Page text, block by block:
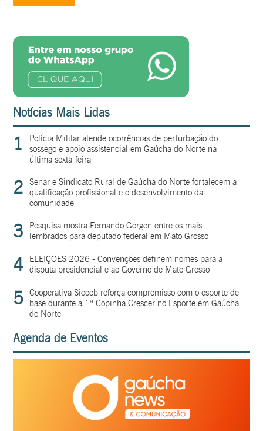
Notícias Mais Lidas
1
Polícia Militar atende ocorrências de perturbação do
sossego e apoio assistencial em Gaúcha do Norte na
última sexta-feira
2
Senar e Sindicato Rural de Gaúcha do Norte fortalecem a
qualificação profissional e o desenvolvimento da
comunidade
3
Pesquisa mostra Fernando Gorgen entre os mais
lembrados para deputado federal em Mato Grosso
4
ELEIÇÕES 2026 - Convenções definem nomes para a
disputa presidencial e ao Governo de Mato Grosso
5 Cooperativa Sicoob reforça compromisso com o esporte de
base durante a 1ª Copinha Crescer no Esporte em Gaúcha
do Norte
Agenda de Eventos